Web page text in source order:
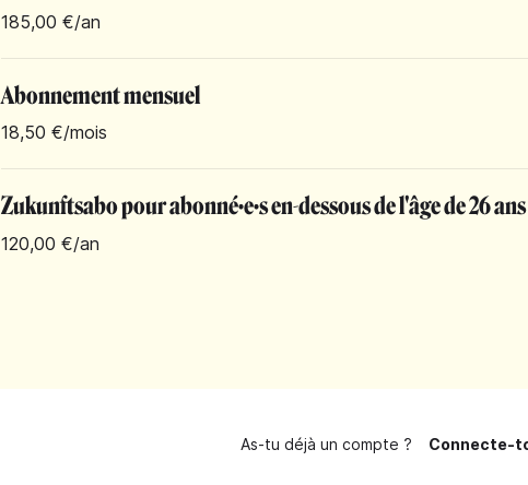
185,00 €/an
Abonnement mensuel
18,50 €/mois
Zukunftsabo pour abonné·e·s en-dessous de l'âge de 26 ans
120,00 €/an
As-tu déjà un compte ? Connecte-